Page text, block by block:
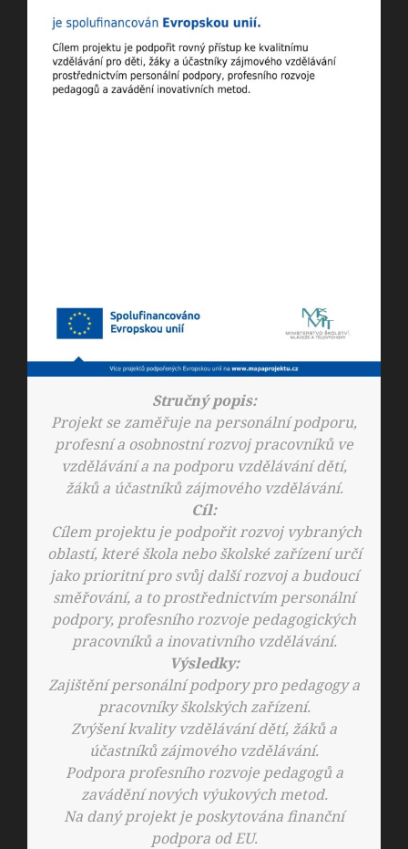
Stručný popis:
Projekt se zaměřuje na personální podporu,
profesní a osobnostní rozvoj pracovníků ve
vzdělávání a na podporu vzdělávání dětí,
žáků a účastníků zájmového vzdělávání.
Cíl:
Cílem projektu je podpořit rozvoj vybraných
oblastí, které škola nebo školské zařízení určí
jako prioritní pro svůj další rozvoj a budoucí
směřování, a to prostřednictvím personální
podpory, profesního rozvoje pedagogických
pracovníků a inovativního vzdělávání.
Výsledky:
Zajištění personální podpory pro pedagogy a
pracovníky školských zařízení.
Zvýšení kvality vzdělávání dětí, žáků a
účastníků zájmového vzdělávání.
Podpora profesního rozvoje pedagogů a
zavádění nových výukových metod.
Na daný projekt je poskytována finanční
podpora od EU.